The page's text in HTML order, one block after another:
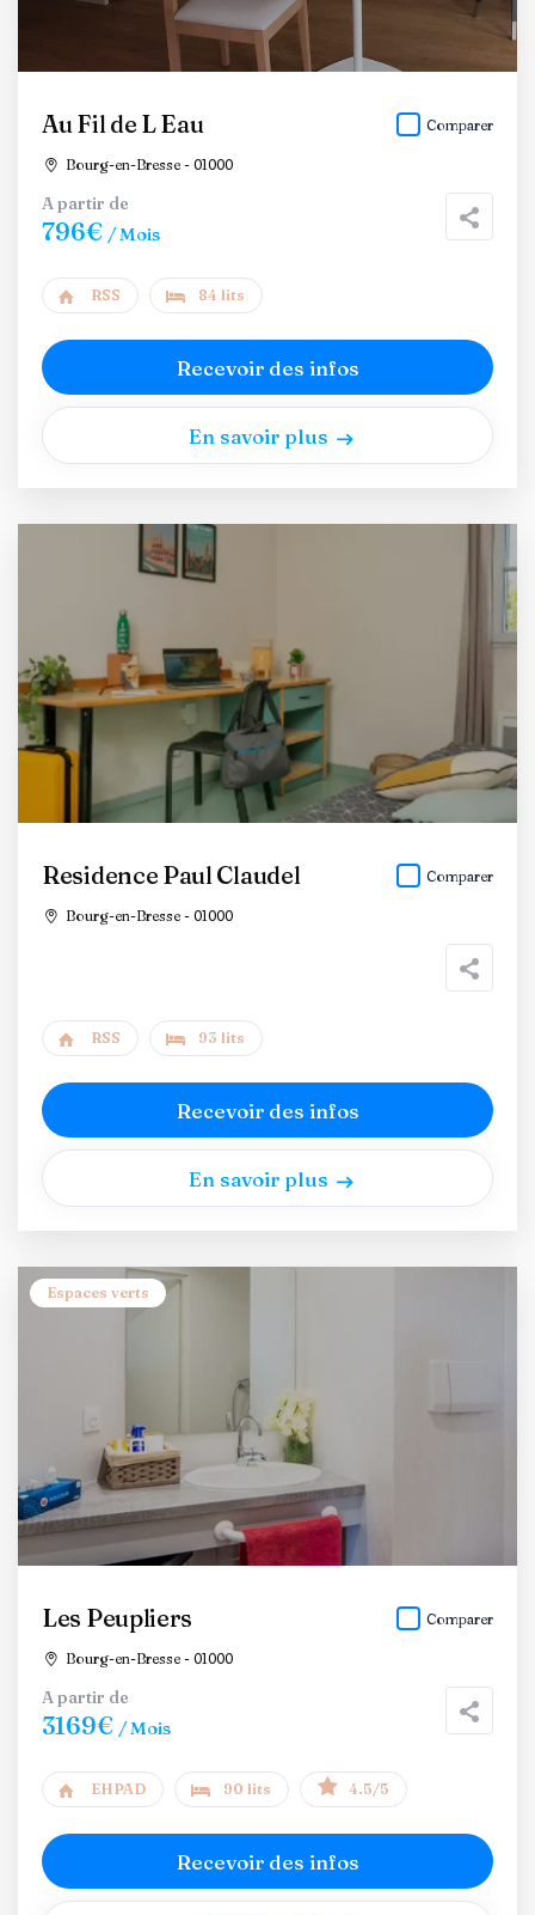
Au Fil de L Eau
Bourg-en-Bresse - 01000
Comparer
A partir de
796€ / Mois
RSS 84 lits
Recevoir des infos
En savoir plus
Residence Paul Claudel
Bourg-en-Bresse - 01000
Comparer
RSS 93 lits
Recevoir des infos
En savoir plus
Espaces verts
Les Peupliers
Bourg-en-Bresse - 01000
Comparer
A partir de
3169€ / Mois
EHPAD 90 lits 4.5/5
Recevoir des infos